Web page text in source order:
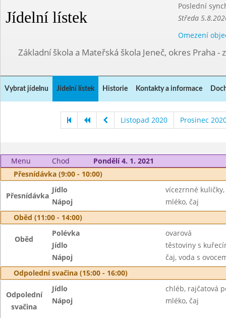
Jídelní lístek
Poslední
Středa
Omezení
Základní škola a Mateřská škola Jeneč, okres Praha -
Vybrat jídelnu Jídelní lístek Historie Kontakty a informace
Listopad 2020 Prosinec
Menu Chod
Pondělí 4. 1. 2021
Přesnídávka (9:00 - 10:00)
Přesnídávka
Jídlo
vícezrnné kuličky,
Nápoj
mléko, čaj
Oběd (11:00 - 14:00)
Oběd
Polévka
ovarová
Jídlo
těstoviny s
Nápoj
čaj, voda s
Odpolední svačina (15:00 - 16:00)
Odpolední
svačina
Jídlo
chléb, rajčatová
Nápoj
mléko, čaj